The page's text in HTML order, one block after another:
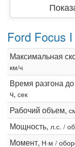
Ford Focus
Максимальная
км/ч
Время разгона
ч, сек
Рабочий объем,
Мощность, л.с. /
Момент, Н·м /